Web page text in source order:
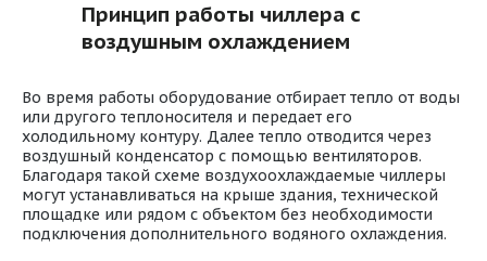
Принцип работы чиллера с
воздушным охлаждением
Во время работы оборудование отбирает тепло от воды
или другого теплоносителя и передает его
холодильному контуру. Далее тепло отводится через
воздушный конденсатор с помощью вентиляторов.
Благодаря такой схеме воздухоохлаждаемые чиллеры
могут устанавливаться на крыше здания, технической
площадке или рядом с объектом без необходимости
подключения дополнительного водяного охлаждения.